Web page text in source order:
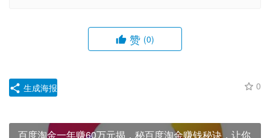
赞 (0)
0
生成海报
百度淘金一年赚60万元揭，秘百度淘金赚钱秘诀，让你